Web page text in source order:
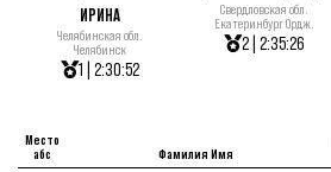
ИРИНА
Челябинская обл.
Челябинск
1 | 2:30:52
Свердловская обл.
Екатеринбург Ордж.
2 | 2:35:26
Место
абс
Фамилия Имя